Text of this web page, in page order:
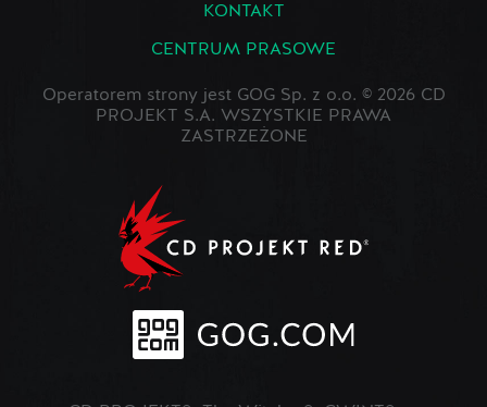
KONTAKT
CENTRUM PRASOWE
Operatorem strony jest GOG Sp. z o.o. © 2026 CD
PROJEKT S.A. WSZYSTKIE PRAWA
ZASTRZEŻONE